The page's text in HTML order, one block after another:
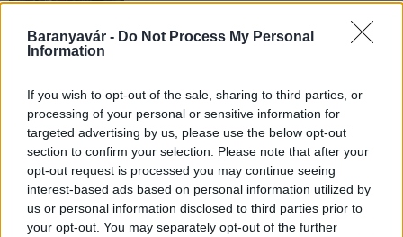
Baranyavár - Do Not Process My Personal
Information
If you wish to opt-out of the sale, sharing to third parties, or
processing of your personal or sensitive information for
targeted advertising by us, please use the below opt-out
section to confirm your selection. Please note that after your
opt-out request is processed you may continue seeing
interest-based ads based on personal information utilized by
us or personal information disclosed to third parties prior to
your opt-out. You may separately opt-out of the further
közműhálózatának fejlesztése
Látlelet a hazai víziközművekről?
Egyetlen, fél évszázados vezetéken
múlt Bicske vízellátása